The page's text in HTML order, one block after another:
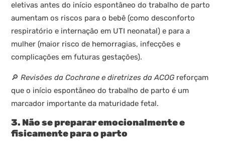
eletivas antes do início espontâneo do trabalho de parto
aumentam os riscos para o bebê (como desconforto
respiratório e internação em UTI neonatal) e para a
mulher (maior risco de hemorragias, infecções e
complicações em futuras gestações).
🔎Revisões da Cochrane e diretrizes da ACOG reforçam
que o início espontâneo do trabalho de parto é um
marcador importante da maturidade fetal.
3. Não se preparar emocionalmente e
fisicamente para o parto